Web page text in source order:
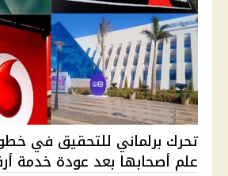
تحرك برلماني للتحقيق في
علم أصحابها بعد عودة خدمة